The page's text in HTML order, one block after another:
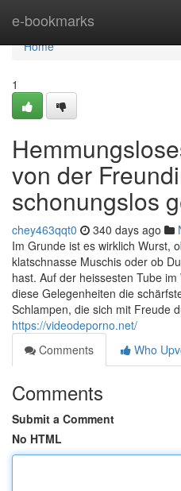
e-bookmarks
Home
Home
1
von der
schonungslos
chey463qqt0 340 days ago
Im Grunde ist es wirklich Wurst,
klatschnasse Muschis oder ob
hast. Auf der heissesten Tube
diese Gelegenheiten die
Schlampen, die sich mit Freude
https://videodeporno.net/
Comments
Who
Comments
Submit a Comment
No HTML